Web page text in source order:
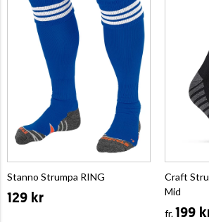
Stanno Strumpa RING
129 kr
Craft
Mid
fr.199